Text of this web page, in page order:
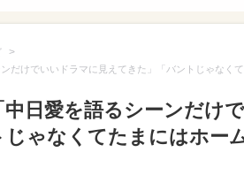
>
だけでいいドラマに見えてきた」「バントじゃなく
中日愛を語るシーンだけ
ゃなくてたまにはホー